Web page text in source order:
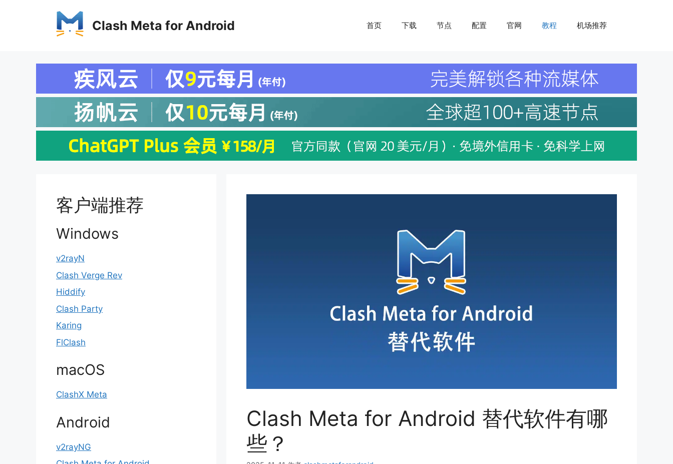
Clash Meta for Android 首页 下载 节点 配置 官网 教程 机场推荐
Clash Meta for Android 替代软件有哪
些？
客户端推荐
Windows
v2rayN
Clash Verge Rev
Hiddify
Clash Party
Karing
FlClash
macOS
ClashX Meta
Android
v2rayNG